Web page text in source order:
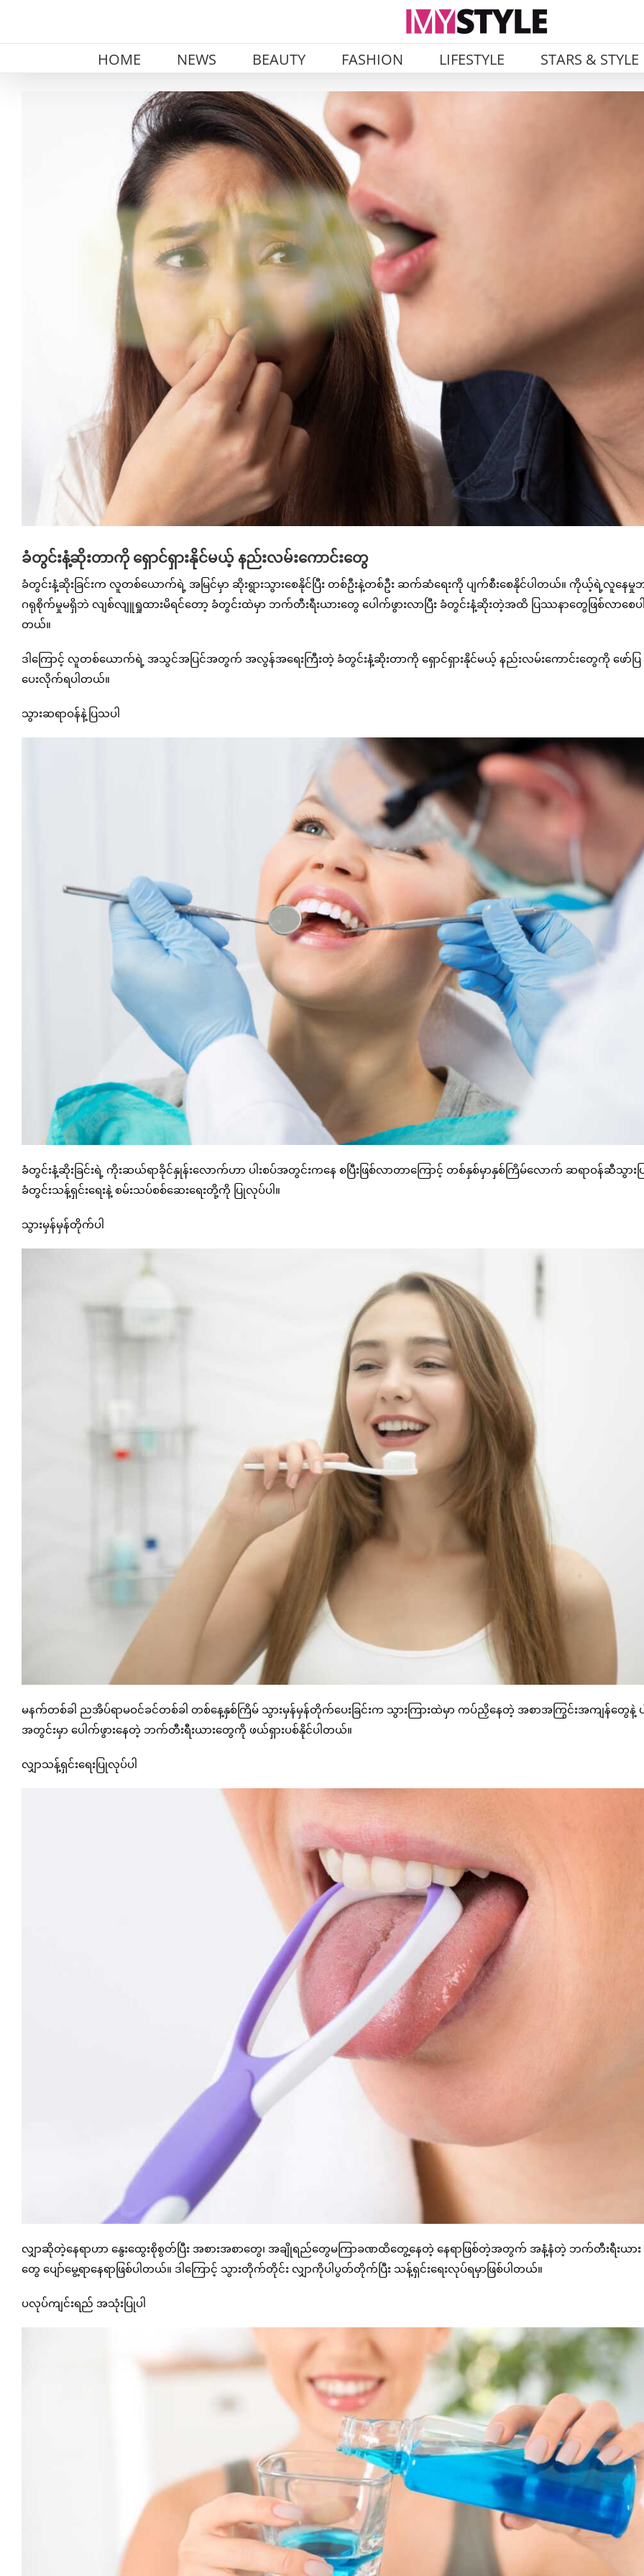
HOME NEWS BEAUTY FASHION LIFESTYLE STARS & STYLE
ခံတွင်းနံ့ဆိုးတာကို ရှောင်ရှားနိုင်မယ့် နည်းလမ်းကောင်းတွေ
ခံတွင်းနံ့ဆိုးခြင်းက လူတစ်ယောက်ရဲ့ အမြင်မှာ ဆိုးရွားသွားစေနိုင်ပြီး တစ်ဦးနဲ့တစ်ဦး ဆက်ဆံရေးကို ပျက်စီးစေနိုင်ပါတယ်။ ကိုယ့်ရဲ့လူနေ
ဂရုစိုက်မှုမရှိဘဲ လျစ်လျူရှုထားမိရင်တော့ ခံတွင်းထဲမှာ ဘက်တီးရီးယားတွေ ပေါက်ဖွားလာပြီး ခံတွင်းနံ့ဆိုးတဲ့အထိ ပြဿနာတွေဖြစ်လာစေပ
တယ်။
ဒါကြောင့် လူတစ်ယောက်ရဲ့ အသွင်အပြင်အတွက် အလွန်အရေးကြီးတဲ့ ခံတွင်းနံ့ဆိုးတာကို ရှောင်ရှားနိုင်မယ့် နည်းလမ်းကောင်းတွေကို ဖော်ပြ
ပေးလိုက်ရပါတယ်။
သွားဆရာဝန်နဲ့ပြသပါ
ခံတွင်းနံ့ဆိုးခြင်းရဲ့ ကိုးဆယ်ရာခိုင်နှုန်းလောက်ဟာ ပါးစပ်အတွင်းကနေ စပြီးဖြစ်လာတာကြောင့် တစ်နှစ်မှာနှစ်ကြိမ်လောက် ဆရာဝန်ဆီသွားပြ
ခံတွင်းသန့်ရှင်းရေးနဲ့ စမ်းသပ်စစ်ဆေးရေးတို့ကို ပြုလုပ်ပါ။
သွားမှန်မှန်တိုက်ပါ
မနက်တစ်ခါ ညအိပ်ရာမဝင်ခင်တစ်ခါ တစ်နေ့နှစ်ကြိမ် သွားမှန်မှန်တိုက်ပေးခြင်းက သွားကြားထဲမှာ ကပ်ညှိနေတဲ့ အစာအကြွင်းအကျန်တွေနဲ့ ပ
အတွင်းမှာ ပေါက်ဖွားနေတဲ့ ဘက်တီးရီးယားတွေကို ဖယ်ရှားပစ်နိုင်ပါတယ်။
လျှာသန့်ရှင်းရေးပြုလုပ်ပါ
လျှာဆိုတဲ့နေရာဟာ နွေးထွေးစိုစွတ်ပြီး အစားအစာတွေ၊ အချိုရည်တွေမကြာခဏထိတွေ့နေတဲ့ နေရာဖြစ်တဲ့အတွက် အနံ့နံတဲ့ ဘက်တီးရီးယား
တွေ ပျော်မွေ့ရာနေရာဖြစ်ပါတယ်။ ဒါကြောင့် သွားတိုက်တိုင်း လျှာကိုပါပွတ်တိုက်ပြီး သန့်ရှင်းရေးလုပ်ရမှာဖြစ်ပါတယ်။
ပလုပ်ကျင်းရည် အသုံးပြုပါ